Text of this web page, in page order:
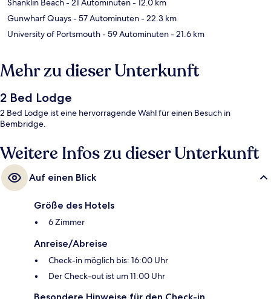
Shanklin Beach- 21 Autominuten- 12.0 km
Gunwharf Quays- 57 Autominuten- 22.3 km
University of Portsmouth- 59 Autominuten- 21.6 km
Mehr zu dieser Unterkunft
2 Bed Lodge
2 Bed Lodge ist eine hervorragende Wahl für einen Besuch in
Bembridge.
Weitere Infos zu dieser Unterkunft
Auf einen Blick
Größe des Hotels
6 Zimmer
Anreise/Abreise
Check-in möglich bis: 16:00 Uhr
Der Check-out ist um 11:00 Uhr